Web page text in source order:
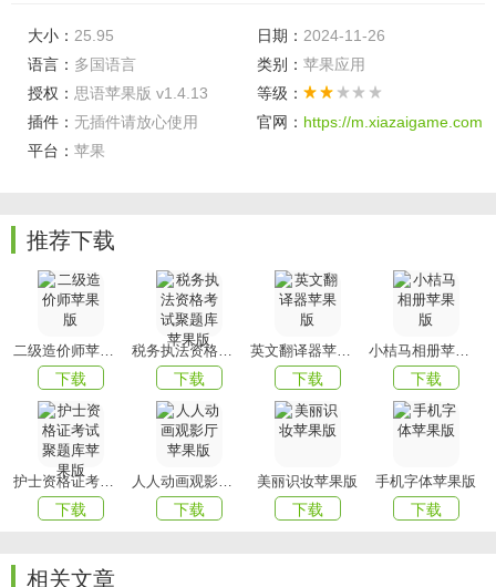
时，也可以清空自己的聊天记录。
2、动态分享，会有专门的朋友圈功能，你可以分享信息，还
可以查询到好友的动态，随时互动。
3、创建群组，你可以随时的创建属于自己的群组，都能满足
你的交友需求，在聊天的时候更放心。
障你的聊天通讯的安全，信息不会泄露。
软件特点
1、连麦互动： 让你快速找到小伙伴尽情玩耍。
2、音乐电台房： 一起听音乐分享心情，音乐让我们彼此靠
3、女神陪伴房 ： 陪伴时间越长，彼此越靠近，直至重叠。
陪伴才是真情的告白 。
4、多人聊天室：创建多人聊天房间，多人游戏和陌生匹配，
只要你在，我们就能相遇。
载更多软件和游戏吧！
大小： 25.95 日期： 2024-11-26
语言： 多国语言 类别： 苹果应用
授权： 思语苹果版 v1.4.13
等级：
插件： 无插件请放心使用 官网： https://m.xiazaigame.com
平台： 苹果
推荐下载
二级造价师苹果版
下载
税务执法资格考试聚题库苹果版
下载
英文翻译器苹果版
下载
小桔马相册苹果版
下载
护士资格证考试聚题库苹果版
下载
人人动画观影厅苹果版
下载
美丽识妆苹果版
下载
手机字体苹果版
下载
相关文章